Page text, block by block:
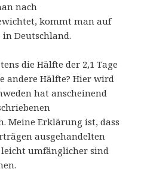
nach
kommt man auf
in Deutschland.
die Hälfte der 2,1 Tage
andere Hälfte? Hier wird
hat anscheinend
Meine Erklärung ist, dass
ausgehandelten
umfänglicher sind